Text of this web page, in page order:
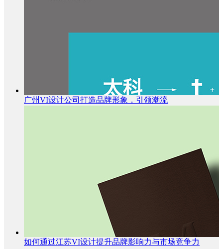
广州VI设计公司打造品牌形象，引领潮流
如何通过江苏VI设计提升品牌影响力与市场竞争力